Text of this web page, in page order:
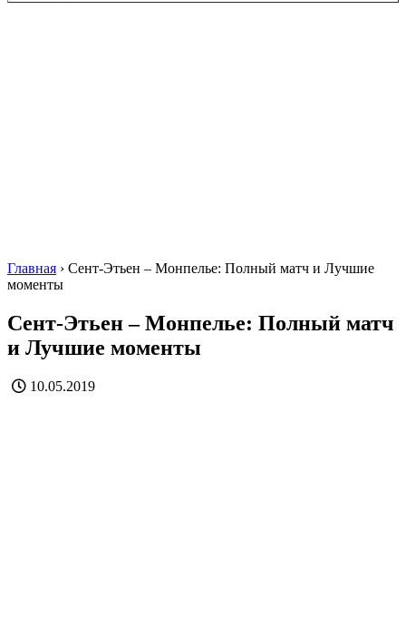
Главная › Сент-Этьен – Монпелье: Полный матч и Лучшие
моменты
Сент-Этьен – Монпелье: Полный матч
и Лучшие моменты
10.05.2019